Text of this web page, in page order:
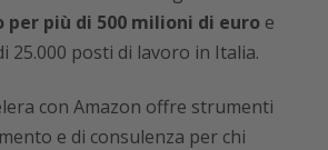
per più di 500 milioni di euro e
25.000 posti di lavoro in Italia.
con Amazon offre strumenti
e di consulenza per chi